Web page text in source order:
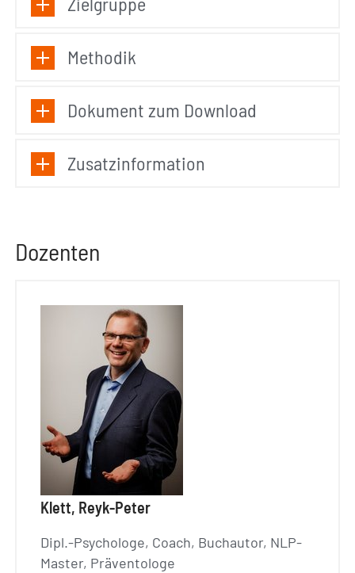
Methodik
Dokument zum Download
Zusatzinformation
Dozenten
Klett, Reyk-Peter
Dipl.-Psychologe, Coach, Buchautor, NLP-
Master, Präventologe